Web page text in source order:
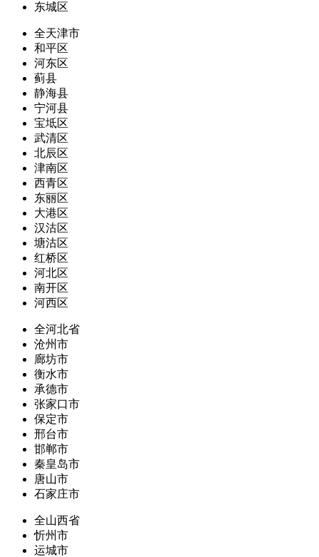
东城区
全天津市
和平区
河东区
蓟县
静海县
宁河县
宝坻区
武清区
北辰区
津南区
西青区
东丽区
大港区
汉沽区
塘沽区
红桥区
河北区
南开区
河西区
全河北省
沧州市
廊坊市
衡水市
承德市
张家口市
保定市
邢台市
邯郸市
秦皇岛市
唐山市
石家庄市
全山西省
忻州市
运城市